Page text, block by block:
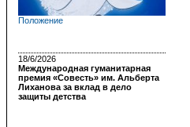
Положение
18/6/2026
Международная гуманитарная
премия «Совесть» им. Альберта
Лиханова за вклад в дело
защиты детства